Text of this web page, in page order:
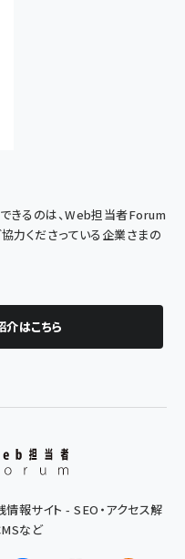
きるのは、Web担当者Forum
力くださっている企業さまの
はこちら
報サイト - SEO・アクセス解
など